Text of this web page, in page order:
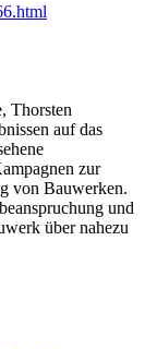
Thorsten
auf das
zur
von Bauwerken.
und
über nahezu